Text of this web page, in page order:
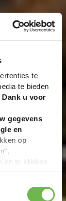
te
te bieden
Dank u voor
gegevens
en
op
en te klikken
ook mee in
DSGVO. De